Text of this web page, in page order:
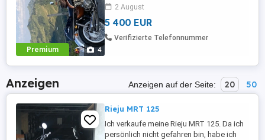
Premium 4
2 August
5 400 EUR
Verifizierte Telefonnummer
Anzeigen Anzeigen auf der Seite: 20 50
Rieju MRT 125
Ich verkaufe meine Rieju MRT 125. Da ich
persönlich nicht gefahren bin, habe ich